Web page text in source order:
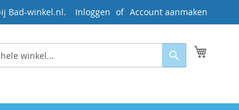
Bad-winkel.nl. Inloggen Account aanmaken
Zoeken